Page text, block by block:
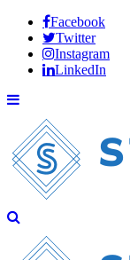
Facebook
Twitter
Instagram
LinkedIn